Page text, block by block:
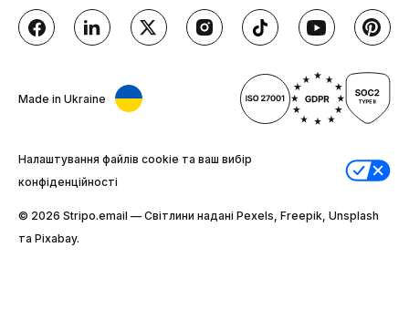
Made in Ukraine
Налаштування файлів cookie та ваш вибір
конфіденційності
© 2026 Stripо.email — Світлини надані Pexels, Freepik, Unsplash
та Pixabay.